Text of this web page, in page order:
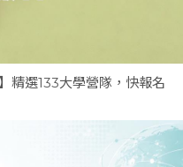
精選133大學營隊，快報名